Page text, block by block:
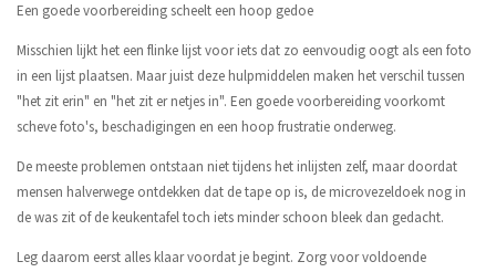
Een goede voorbereiding scheelt een hoop gedoe
Misschien lijkt het een flinke lijst voor iets dat zo eenvoudig oogt als een foto
in een lijst plaatsen. Maar juist deze hulpmiddelen maken het verschil tussen
"het zit erin" en "het zit er netjes in". Een goede voorbereiding voorkomt
scheve foto's, beschadigingen en een hoop frustratie onderweg.
De meeste problemen ontstaan niet tijdens het inlijsten zelf, maar doordat
mensen halverwege ontdekken dat de tape op is, de microvezeldoek nog in
de was zit of de keukentafel toch iets minder schoon bleek dan gedacht.
Leg daarom eerst alles klaar voordat je begint. Zorg voor voldoende